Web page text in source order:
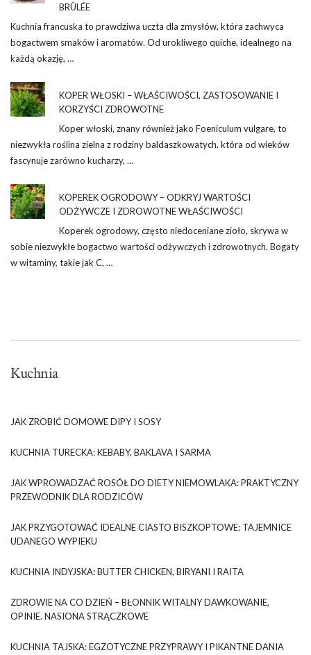
BRÛLÉE
Kuchnia francuska to prawdziwa uczta dla zmysłów, która zachwyca
bogactwem smaków i aromatów. Od urokliwego quiche, idealnego na
każdą okazję, …
KOPER WŁOSKI – WŁAŚCIWOŚCI, ZASTOSOWANIE I
KORZYŚCI ZDROWOTNE
Koper włoski, znany również jako Foeniculum vulgare, to
niezwykła roślina zielna z rodziny baldaszkowatych, która od wieków
fascynuje zarówno kucharzy, …
KOPEREK OGRODOWY – ODKRYJ WARTOŚCI
ODŻYWCZE I ZDROWOTNE WŁAŚCIWOŚCI
Koperek ogrodowy, często niedoceniane zioło, skrywa w
sobie niezwykłe bogactwo wartości odżywczych i zdrowotnych. Bogaty
w witaminy, takie jak C, …
Kuchnia
JAK ZROBIĆ DOMOWE DIPY I SOSY
KUCHNIA TURECKA: KEBABY, BAKLAVA I SARMA
JAK WPROWADZAĆ ROSÓŁ DO DIETY NIEMOWLAKA: PRAKTYCZNY
PRZEWODNIK DLA RODZICÓW
JAK PRZYGOTOWAĆ IDEALNE CIASTO BISZKOPTOWE: TAJEMNICE
UDANEGO WYPIEKU
KUCHNIA INDYJSKA: BUTTER CHICKEN, BIRYANI I RAITA
ZDROWIE NA CO DZIEŃ – BŁONNIK WITALNY DAWKOWANIE,
OPINIE. NASIONA STRĄCZKOWE
KUCHNIA TAJSKA: EGZOTYCZNE PRZYPRAWY I PIKANTNE DANIA